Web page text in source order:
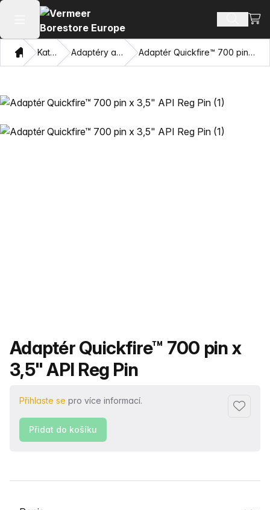
Otevřít hlavní menu Hledat
DomovKatalog Adaptéry a závitníky Adaptér Quickfire™ 700 pin x 3,5" API Reg Pin
Název produktu
Adaptér Quickfire™ 700 pin x
3,5" API Reg Pin
Přihlaste se pro více informací.
Přidat
Přidat do košíku
Vyberte kartu